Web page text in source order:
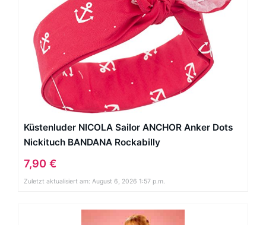
Küstenluder NICOLA Sailor ANCHOR Anker Dots
Nickituch BANDANA Rockabilly
7,90 €
Zuletzt aktualisiert am: August 6, 2026 1:57 p.m.